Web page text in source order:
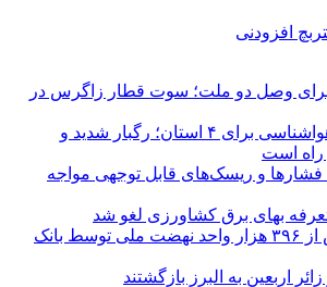
افزودنی
برای وصل دو ملت؛ سوت قطار زاگرس در
هشدار نارنجی هواشناسی برای ۴ استان؛ رگبار شدید و
است
فشارها و ریسک‌های قابل توجهی مواجه
تعرفه بهای برق کشاورزی لغو شد
تأمین مالی بیش از ۳۹۶ هزار واحد نهضت ملی توسط بانک